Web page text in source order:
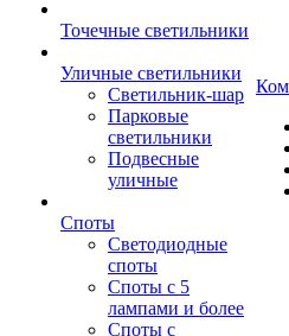
Точечные светильники
Уличные светильники
Светильник-шар
Парковые
светильники
Подвесные
уличные
Споты
Светодиодные
споты
Споты с 5
лампами и более
Споты с